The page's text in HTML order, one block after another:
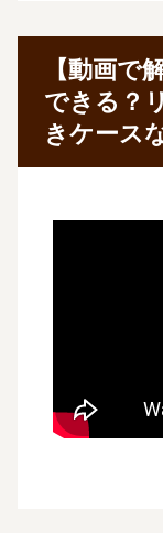
【動画で
できる？
きケース